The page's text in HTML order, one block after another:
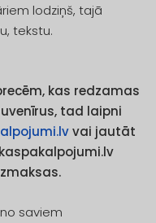
lodziņš, tajā
tekstu.
kas redzamas
tad laipni
vai jautāt
saviem